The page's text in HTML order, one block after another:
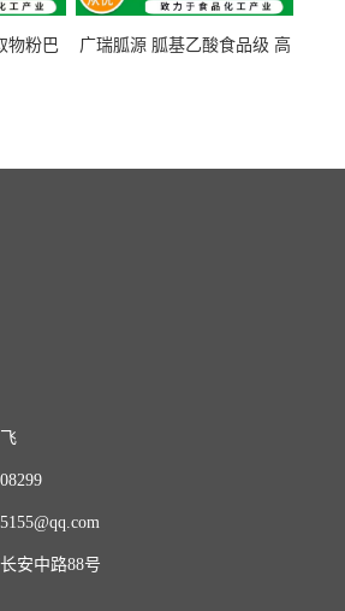
物粉巴
广瑞胍源 胍基乙酸食品级 高
安中路88号